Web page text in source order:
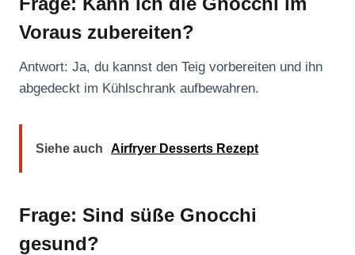
Voraus zubereiten?
Antwort: Ja, du kannst den Teig vorbereiten und ihn
abgedeckt im Kühlschrank aufbewahren.
Siehe auch Airfryer Desserts Rezept
Frage: Sind süße Gnocchi
gesund?